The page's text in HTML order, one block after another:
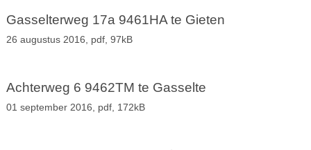
Gasselterweg 17a 9461HA te Gieten
26 augustus 2016, pdf, 97kB
Achterweg 6 9462TM te Gasselte
01 september 2016, pdf, 172kB